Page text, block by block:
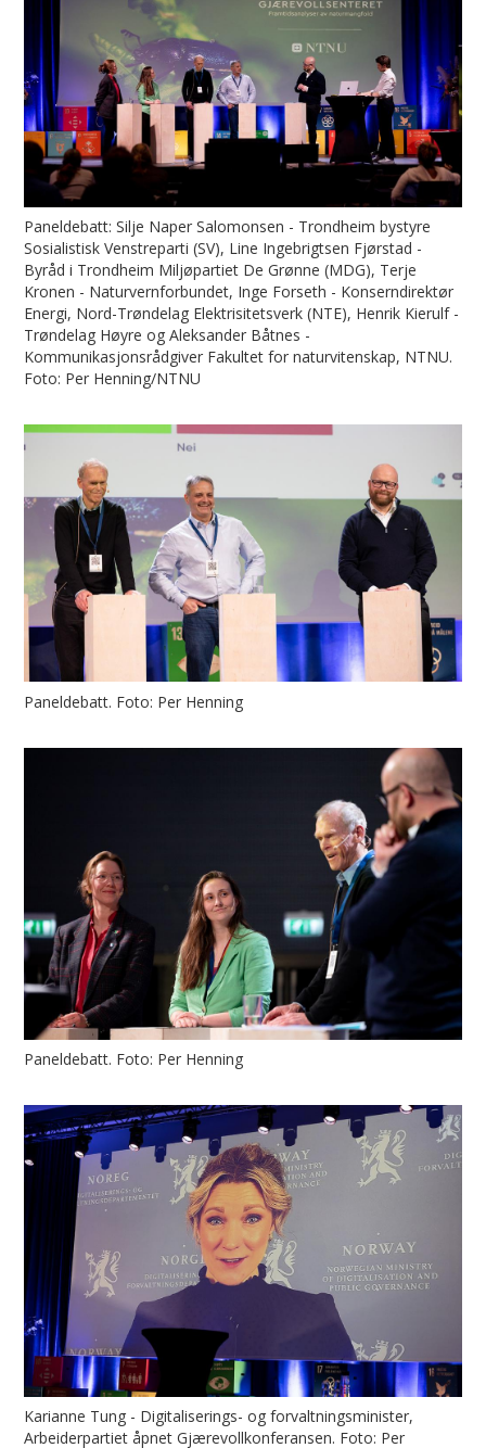
Paneldebatt: Silje Naper Salomonsen - Trondheim bystyre
Sosialistisk Venstreparti (SV), Line Ingebrigtsen Fjørstad -
Byråd i Trondheim Miljøpartiet De Grønne (MDG), Terje
Kronen - Naturvernforbundet, Inge Forseth - Konserndirektør
Energi, Nord-Trøndelag Elektrisitetsverk (NTE), Henrik Kierulf -
Trøndelag Høyre og Aleksander Båtnes -
Kommunikasjonsrådgiver Fakultet for naturvitenskap, NTNU.
Foto: Per Henning/NTNU
Paneldebatt. Foto: Per Henning
Paneldebatt. Foto: Per Henning
Karianne Tung - Digitaliserings- og forvaltningsminister,
Arbeiderpartiet åpnet Gjærevollkonferansen. Foto: Per